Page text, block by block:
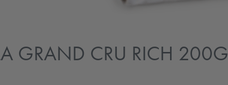
GRAND CRU RICH 200G